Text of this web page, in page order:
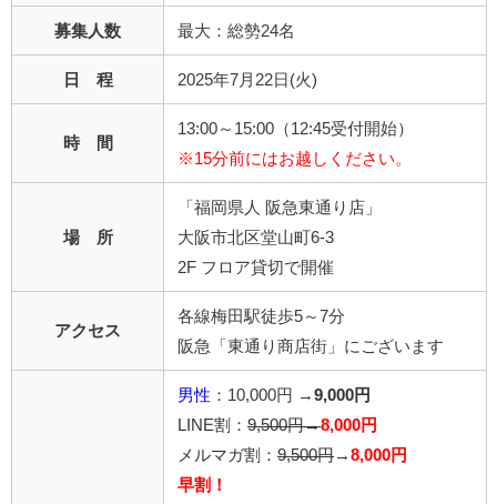
募集人数 最大：総勢24名
日 程 2025年7月22日(火)
時 間
13:00～15:00（12:45受付開始）
※15分前にはお越しください。
場 所
「福岡県人 阪急東通り店」
大阪市北区堂山町6-3
2F フロア貸切で開催
アクセス
各線梅田駅徒歩5～7分
阪急「東通り商店街」にございます
男性 ：10,000円 → 9,000円
LINE割： 9,500円→8,000円
メルマガ割： 9,500円 → 8,000円
早割！